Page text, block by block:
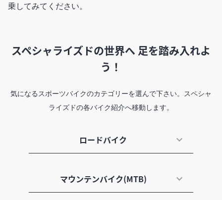
乗してみてください。
スペシャライズドの世界へ 足を踏み入れよ
う！
気になるスポーツバイクのカテゴリーを選んで下さい。スペシャ
ライズドの各バイク紹介へ移動します。
ロードバイク
マウンテンバイク(MTB)